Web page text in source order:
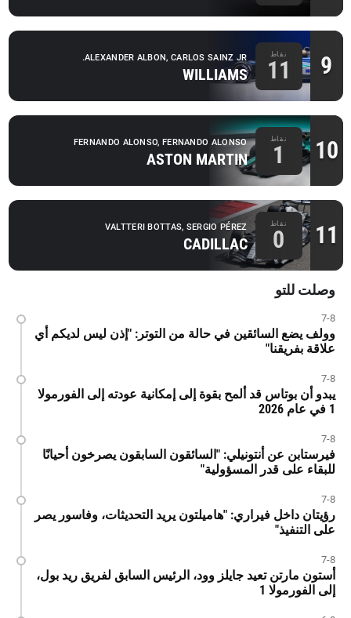
9 نقاط
11
ALEXANDER ALBON, CARLOS SAINZ JR.
WILLIAMS
10 نقاط
1
FERNANDO ALONSO, FERNANDO ALONSO
ASTON MARTIN
11 نقاط
0
VALTTERI BOTTAS, SERGIO PÉREZ
CADILLAC
وصلت للتو
7-8
وولف يضع السائقين في حالة من التوتر: "إذن ليس لديكم أي
علاقة بفريقنا"
7-8
يبدو أن بوتاس قد ألمح بقوة إلى إمكانية عودته إلى الفورمولا
1 في عام 2026
7-8
فيرستابن عن أنتونيلي: "السائقون السابقون يصرخون أحيانًا
للبقاء على قدر المسؤولية"
7-8
رؤيتان داخل فيراري: "هاميلتون يريد التحديثات، وفاسور يصر
على التنفيذ"
7-8
أستون مارتن تعيد جايلز وود، الرئيس السابق لفريق ريد بول،
إلى الفورمولا 1